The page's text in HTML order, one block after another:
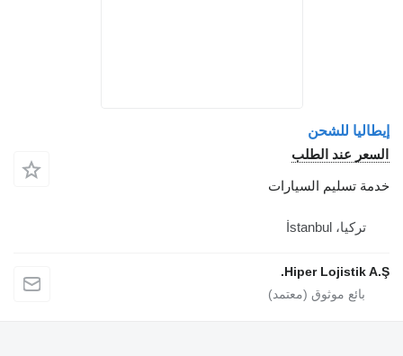
إيطاليا للشحن
السعر عند الطلب
خدمة تسليم السيارات
تركيا، İstanbul
Hiper Lojistik A.Ş.